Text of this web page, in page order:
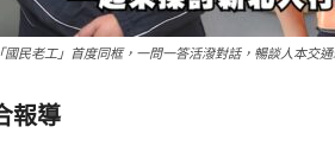
民老工」首度同框，一問一答活潑對話，暢談人本交通
報導